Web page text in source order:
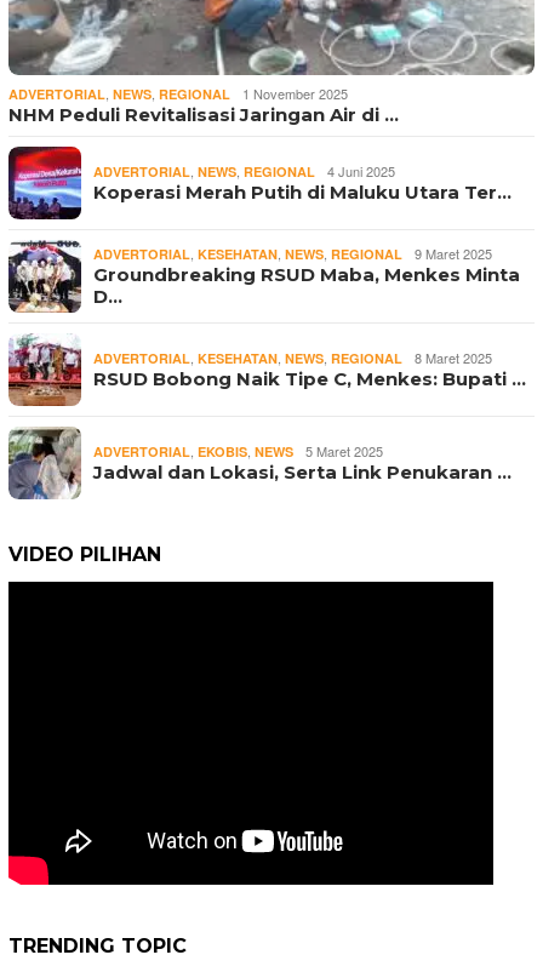
ADVERTORIAL, NEWS, REGIONAL 1 November 2025
NHM Peduli Revitalisasi Jaringan Air di …
ADVERTORIAL, NEWS, REGIONAL 4 Juni 2025
Koperasi Merah Putih di Maluku Utara Ter…
ADVERTORIAL, KESEHATAN, NEWS, REGIONAL 9 Maret 2025
Groundbreaking RSUD Maba, Menkes Minta
D…
ADVERTORIAL, KESEHATAN, NEWS, REGIONAL 8 Maret 2025
RSUD Bobong Naik Tipe C, Menkes: Bupati …
ADVERTORIAL, EKOBIS, NEWS 5 Maret 2025
Jadwal dan Lokasi, Serta Link Penukaran …
VIDEO PILIHAN
TRENDING TOPIC